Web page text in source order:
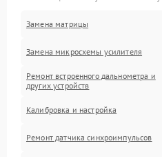
Замена матрицы
Замена микросхемы усилителя
Ремонт встроенного дальнометра и
других устройств
Калибровка и настройка
Ремонт датчика синхроимпульсов